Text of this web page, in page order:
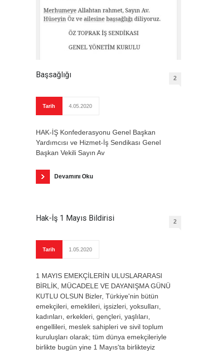
Başsağlığı 2
Tarih 4.05.2020
HAK-İŞ Konfederasyonu Genel Başkan
Yardımcısı ve Hizmet-İş Sendikası Genel
Başkan Vekili Sayın Av
Devamını Oku
Hak-İş 1 Mayıs Bildirisi 2
Tarih 1.05.2020
1 MAYIS EMEKÇİLERİN ULUSLARARASI
BİRLİK, MÜCADELE VE DAYANIŞMA GÜNÜ
KUTLU OLSUN Bizler, Türkiye'nin bütün
emekçileri, emeklileri, işsizleri, yoksulları,
kadınları, erkekleri, gençleri, yaşlıları,
engellileri, meslek sahipleri ve sivil toplum
kuruluşları olarak; tüm dünya emekçileriyle
birlikte bugün yine 1 Mayıs'ta birlikteyiz